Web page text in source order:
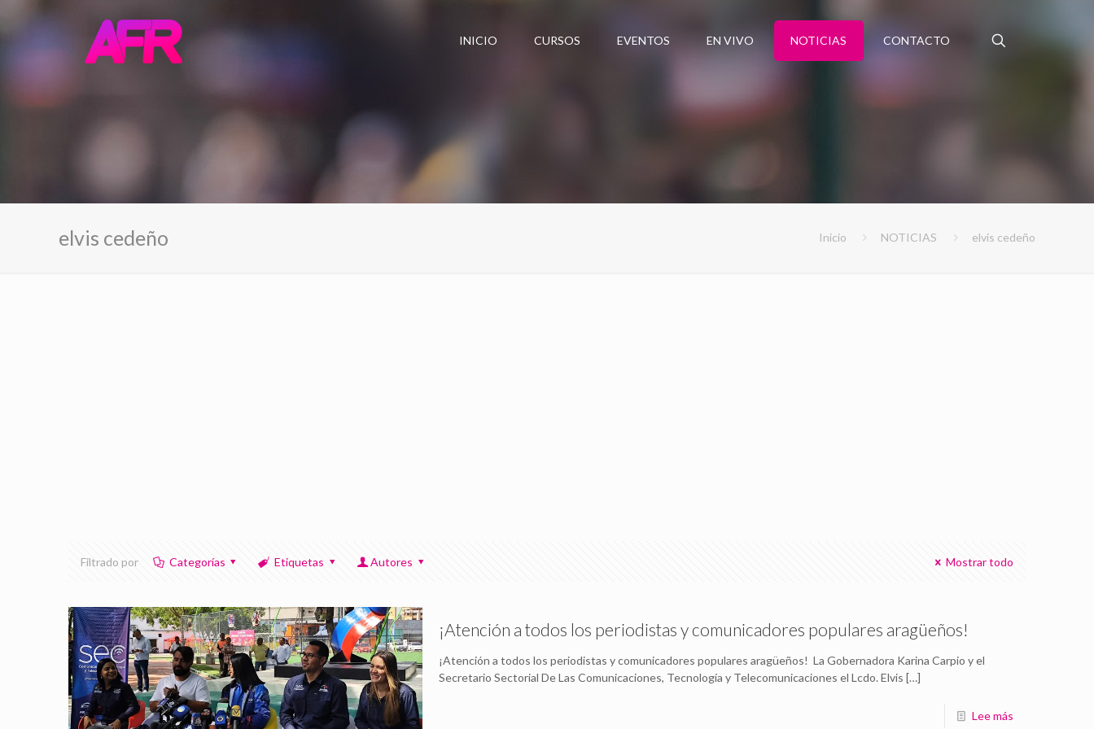
INICIO CURSOS EVENTOS EN VIVO NOTICIAS CONTACTO
elvis cedeño Inicio NOTICIAS elvis cedeño
Filtrado por Categorías Etiquetas Autores Mostrar todo
¡Atención a todos los periodistas y comunicadores populares aragüeños!
¡Atención a todos los periodistas y comunicadores populares aragüeños! La Gobernadora Karina Carpio y el
Secretario Sectorial De Las Comunicaciones, Tecnología y Telecomunicaciones el Lcdo. Elvis […]
Lee más